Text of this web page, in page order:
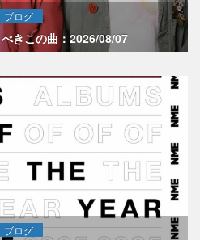
ブログ
きこの曲：2026/08/07
ブログ